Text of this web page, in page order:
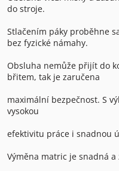
do stroje.
Stlačením páky proběhne
bez fyzické námahy.
Obsluha nemůže přijít do
břitem, tak je zaručena
maximální bezpečnost. S
vysokou
efektivitu práce i snadnou
Výměna matric je snadná